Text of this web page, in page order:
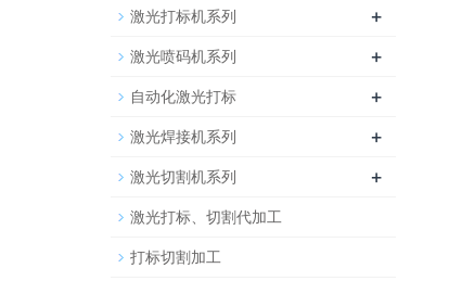
激光打标机系列 +
激光喷码机系列 +
自动化激光打标 +
激光焊接机系列 +
激光切割机系列 +
激光打标、切割代加工
打标切割加工